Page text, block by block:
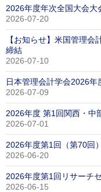
2026年度年次全国大会大
2026-07-20
【お知らせ】米国管理
締結
2026-07-10
日本管理会計学会2026
2026-07-09
2026年度 第1回関西・中
2026-07-01
2026年度第1回（第70回
2026-06-20
2026年度第1回リサーチ
2026-06-15